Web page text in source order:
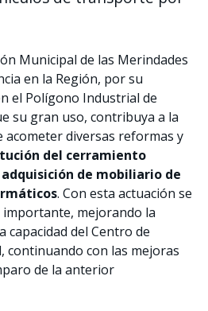
Municipal de las Merindades
en la Región, por su
el Polígono Industrial de
su gran uso, contribuya a la
acometer diversas reformas y
del cerramiento
de mobiliario de
. Con esta actuación se
mejorando la
capacidad del Centro de
continuando con las mejoras
de la anterior